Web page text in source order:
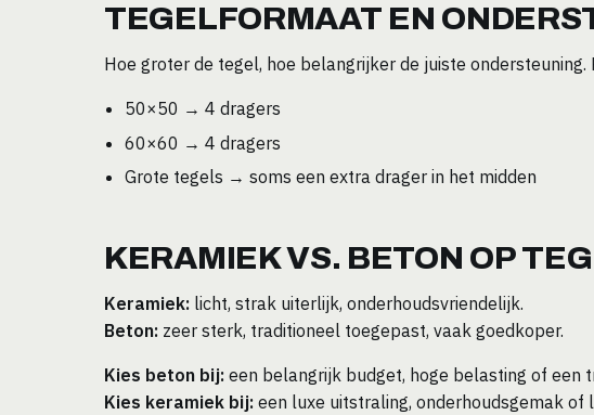
TEGELFORMAAT EN
Hoe groter de tegel, hoe belangrijker de juiste
50×50 → 4 dragers
60×60 → 4 dragers
Grote tegels → soms een extra drager in het midden
KERAMIEK VS. BETON OP
Keramiek: licht, strak uiterlijk, onderhoudsvriendelijk.
Beton: zeer sterk, traditioneel toegepast, vaak goedkoper.
Kies beton bij: een belangrijk budget, hoge belasting of een
Kies keramiek bij: een luxe uitstraling, onderhoudsgemak of